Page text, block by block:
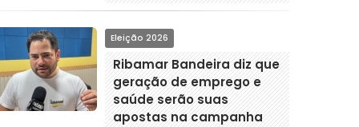
Eleição 2026
Ribamar Bandeira diz que
geração de emprego e
saúde serão suas
apostas na campanha